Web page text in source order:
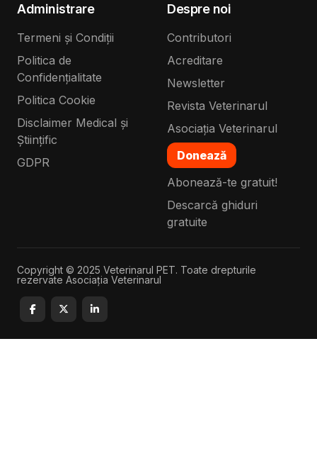
Administrare
Termeni și Condiții
Politica de
Confidențialitate
Politica Cookie
Disclaimer Medical și
Științific
GDPR
Despre noi
Contributori
Acreditare
Newsletter
Revista Veterinarul
Asociația Veterinarul
Donează
Abonează-te gratuit!
Descarcă ghiduri
gratuite
Copyright © 2025 Veterinarul PET. Toate drepturile
rezervate Asociația Veterinarul